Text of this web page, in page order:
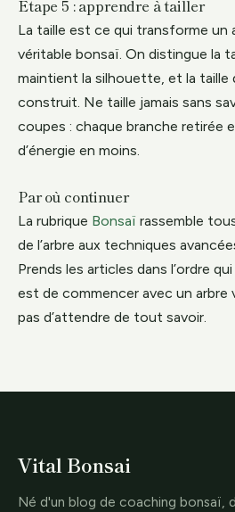
Étape 5 : apprendre à tailler
La taille est ce qui transforme un
véritable bonsaï. On distingue la
maintient la silhouette, et la taille
construit. Ne taille jamais sans
coupes : chaque branche retirée
d’énergie en moins.
Par où continuer
La rubrique Bonsaï rassemble
de l’arbre aux techniques
Prends les articles dans l’ordre
est de commencer avec un arbre
pas d’attendre de tout savoir.
Vital Bonsai
Né d'un blog de coaching bonsaï,